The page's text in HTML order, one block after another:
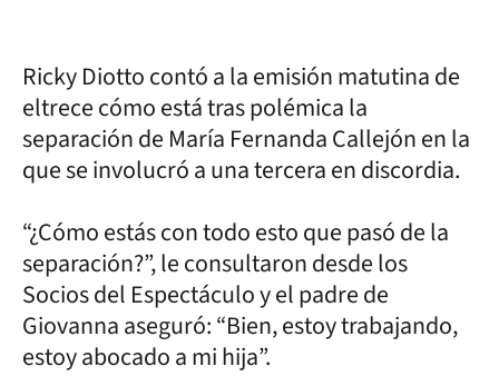
Ricky Diotto contó a la emisión matutina de
eltrece cómo está tras polémica la
separación de María Fernanda Callejón en la
que se involucró a una tercera en discordia.
“¿Cómo estás con todo esto que pasó de la
separación?”, le consultaron desde los
Socios del Espectáculo y el padre de
Giovanna aseguró: “Bien, estoy trabajando,
estoy abocado a mi hija”.